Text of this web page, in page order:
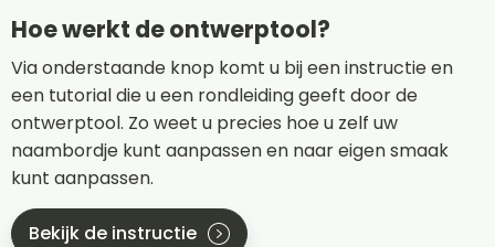
Hoe werkt de ontwerptool?
Via onderstaande knop komt u bij een instructie en
een tutorial die u een rondleiding geeft door de
ontwerptool. Zo weet u precies hoe u zelf uw
naambordje kunt aanpassen en naar eigen smaak
kunt aanpassen.
Bekijk de instructie